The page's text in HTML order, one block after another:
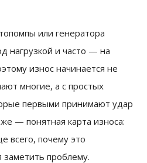
или генератора
нагрузкой и часто — на
износ начинается не
многие, а с простых
первыми принимают удар
— понятная карта износа:
всего, почему это
заметить проблему.